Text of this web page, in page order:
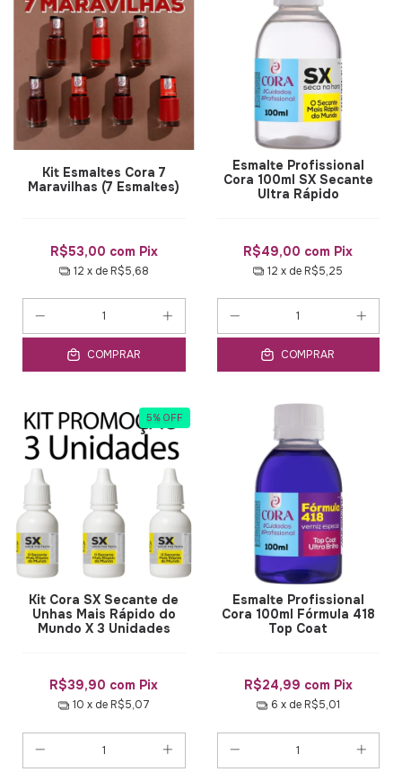
Kit Esmaltes Cora 7
Maravilhas (7 Esmaltes)
R$53,00 com Pix
12 x de R$5,68
COMPRAR
Esmalte Profissional
Cora 100ml SX Secante
Ultra Rápido
R$49,00 com Pix
12 x de R$5,25
COMPRAR
5% OFF
Kit Cora SX Secante de
Unhas Mais Rápido do
Mundo X 3 Unidades
R$39,90 com Pix
10 x de R$5,07
Esmalte Profissional
Cora 100ml Fórmula 418
Top Coat
R$24,99 com Pix
6 x de R$5,01